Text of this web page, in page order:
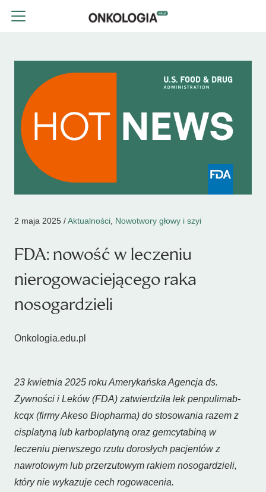
2 maja 2025 /Aktualności Nowotwory głowy i szyi
FDA: nowość w leczeniu
nierogowaciejącego raka
nosogardzieli
Onkologia.edu.pl
23 kwietnia 2025 roku Amerykańska Agencja ds.
Żywności i Leków (FDA) zatwierdziła lek penpulimab-
kcqx (firmy Akeso Biopharma) do stosowania razem z
cisplatyną lub karboplatyną oraz gemcytabiną w
leczeniu pierwszego rzutu dorosłych pacjentów z
nawrotowym lub przerzutowym rakiem nosogardzieli,
który nie wykazuje cech rogowacenia.